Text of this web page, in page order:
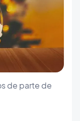
de parte de